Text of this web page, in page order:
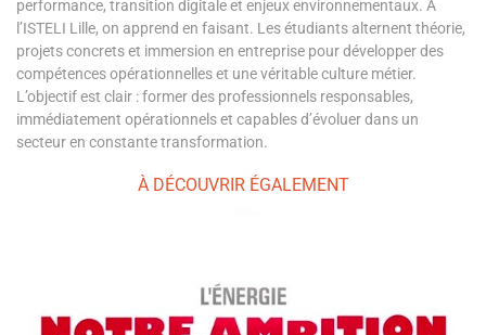
performance, transition digitale et enjeux environnementaux. À
l’ISTELI Lille, on apprend en faisant. Les étudiants alternent théorie,
projets concrets et immersion en entreprise pour développer des
compétences opérationnelles et une véritable culture métier.
L’objectif est clair : former des professionnels responsables,
immédiatement opérationnels et capables d’évoluer dans un
secteur en constante transformation.
À DÉCOUVRIR ÉGALEMENT